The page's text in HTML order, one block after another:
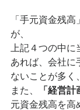
「手元資金残
が、
上記４つの中
あれば、会社に
ないことが多く、
また、
「経営
元資金残高を高